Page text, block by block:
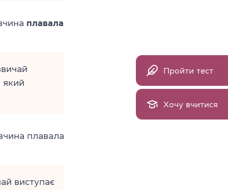
плавала
який
плавала
виступає
Пройти тест
Хочу вчитися